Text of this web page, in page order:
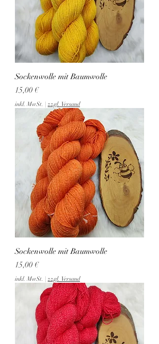
Sockenwolle mit Baumwolle
Preis
15,00 €
inkl. MwSt. | zzgl. Versand
Sockenwolle mit Baumwolle
Preis
15,00 €
inkl. MwSt. | zzgl. Versand